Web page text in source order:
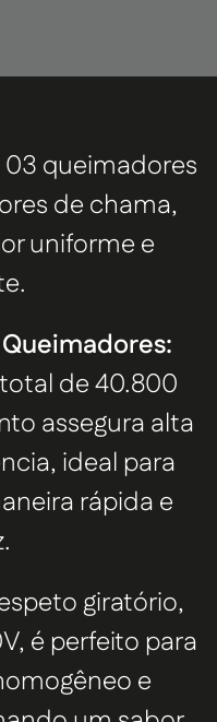
03 queimadores
de chama,
uniforme e
de 40.800
assegura alta
ideal para
rápida e
giratório,
é perfeito para
e